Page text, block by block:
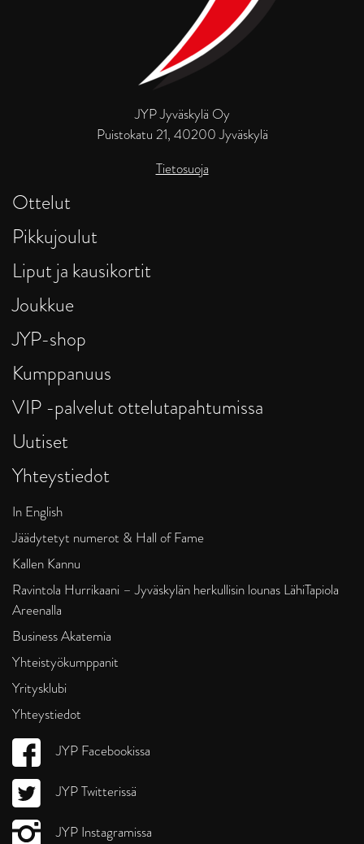
JYP Jyväskylä Oy
Puistokatu 21, 40200 Jyväskylä
Tietosuoja
Ottelut
Pikkujoulut
Liput ja kausikortit
Joukkue
JYP-shop
Kumppanuus
VIP -palvelut ottelutapahtumissa
Uutiset
Yhteystiedot
In English
Jäädytetyt numerot & Hall of Fame
Kallen Kannu
Ravintola Hurrikaani – Jyväskylän herkullisin lounas LähiTapiola
Areenalla
Business Akatemia
Yhteistyökumppanit
Yritysklubi
Yhteystiedot
JYP Facebookissa
JYP Twitterissä
JYP Instagramissa